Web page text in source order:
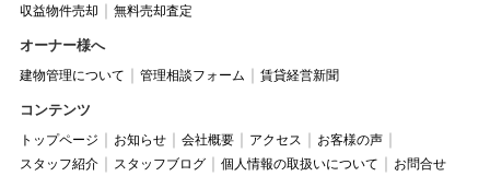
収益物件売却 無料売却査定
オーナー様へ
建物管理について 管理相談フォーム 賃貸経営新聞
コンテンツ
トップページ お知らせ 会社概要 アクセス
お客様の声
スタッフ紹介
スタッフブログ 個人情報の取扱いについて お問合せ